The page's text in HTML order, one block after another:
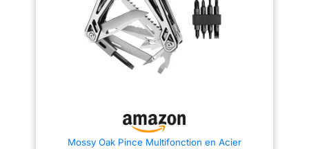
le choix parfait pour papa, père
et amis à l’occasion d’un
anniversaire, de la Saint-
Valentin, de la fête des pères ou
de Noël [ Portable et Pliable ] —
Grâce à son design pliable et à
l’étui en nylon fourni, ce couteau
longueur totale (7,7 pouces), 10
cm une fois plié (4,3 pouces),
avec une lame de 7,5 cm (2,95
polyvalente Facile à emporter :
Dimensions : 8.9 x 3.05 x 1.8
cm. Livré dans un étui en nylon
doté d’une boucle de ceinture
pour un transport mains libres
Mossy Oak Pince Multifonction en Acier